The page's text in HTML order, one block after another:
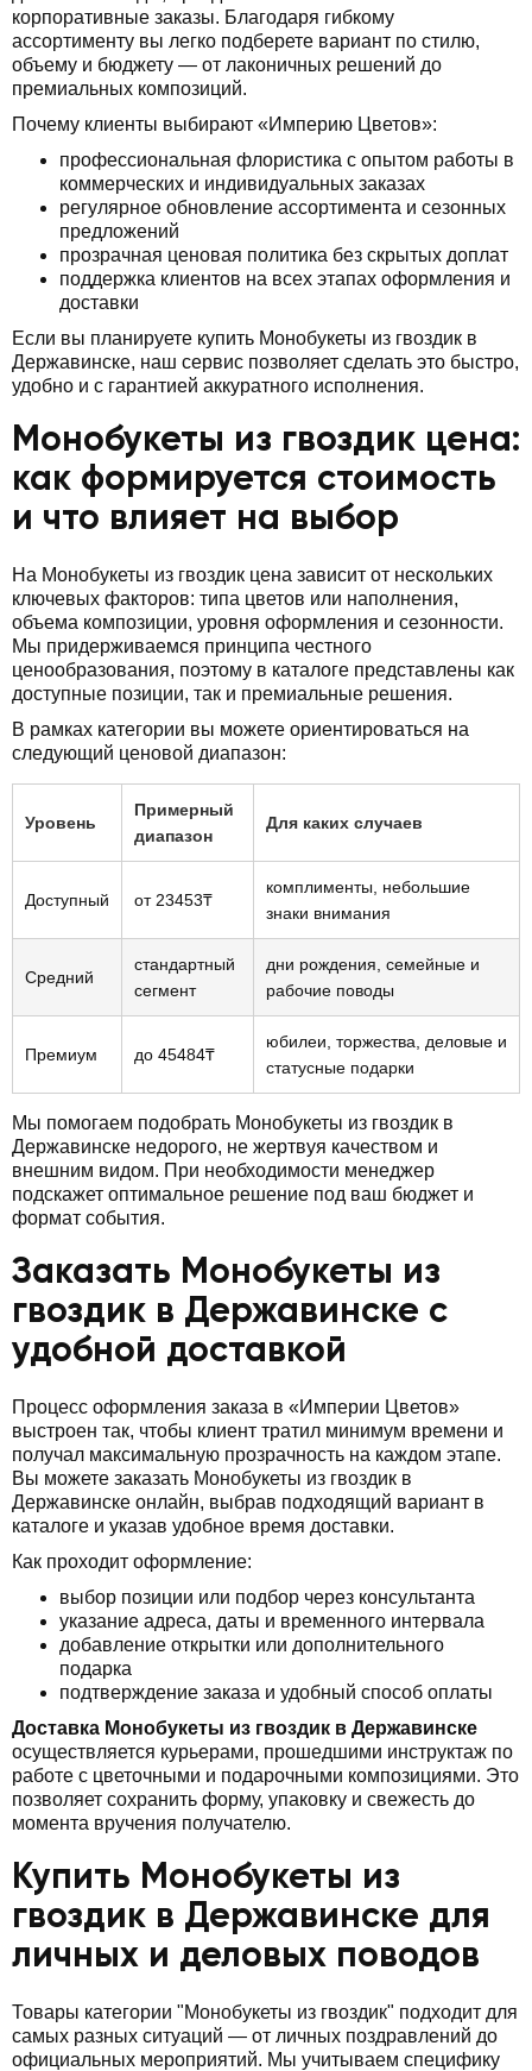
корпоративные заказы. Благодаря гибкому
ассортименту вы легко подберете вариант по стилю,
объему и бюджету — от лаконичных решений до
премиальных композиций.
Почему клиенты выбирают «Империю Цветов»:
профессиональная флористика с опытом работы в
коммерческих и индивидуальных заказах
регулярное обновление ассортимента и сезонных
предложений
прозрачная ценовая политика без скрытых доплат
поддержка клиентов на всех этапах оформления и
доставки
Если вы планируете купить Монобукеты из гвоздик в
Державинске, наш сервис позволяет сделать это быстро,
удобно и с гарантией аккуратного исполнения.
Монобукеты из гвоздик цена:
как формируется стоимость
и что влияет на выбор
На Монобукеты из гвоздик цена зависит от нескольких
ключевых факторов: типа цветов или наполнения,
объема композиции, уровня оформления и сезонности.
Мы придерживаемся принципа честного
ценообразования, поэтому в каталоге представлены как
доступные позиции, так и премиальные решения.
В рамках категории вы можете ориентироваться на
следующий ценовой диапазон:
Уровень
Примерный
диапазон
Для каких случаев
Доступный от 23453₸
комплименты, небольшие
знаки внимания
Средний
стандартный
сегмент
дни рождения, семейные и
рабочие поводы
Премиум до 45484₸
юбилеи, торжества, деловые и
статусные подарки
Мы помогаем подобрать Монобукеты из гвоздик в
Державинске недорого, не жертвуя качеством и
внешним видом. При необходимости менеджер
подскажет оптимальное решение под ваш бюджет и
формат события.
Заказать Монобукеты из
гвоздик в Державинске с
удобной доставкой
Процесс оформления заказа в «Империи Цветов»
выстроен так, чтобы клиент тратил минимум времени и
получал максимальную прозрачность на каждом этапе.
Вы можете заказать Монобукеты из гвоздик в
Державинске онлайн, выбрав подходящий вариант в
каталоге и указав удобное время доставки.
Как проходит оформление:
выбор позиции или подбор через консультанта
указание адреса, даты и временного интервала
добавление открытки или дополнительного
подарка
подтверждение заказа и удобный способ оплаты
Доставка Монобукеты из гвоздик в Державинске
осуществляется курьерами, прошедшими инструктаж по
работе с цветочными и подарочными композициями. Это
позволяет сохранить форму, упаковку и свежесть до
момента вручения получателю.
Купить Монобукеты из
гвоздик в Державинске для
личных и деловых поводов
Товары категории "Монобукеты из гвоздик" подходит для
самых разных ситуаций — от личных поздравлений до
официальных мероприятий. Мы учитываем специфику